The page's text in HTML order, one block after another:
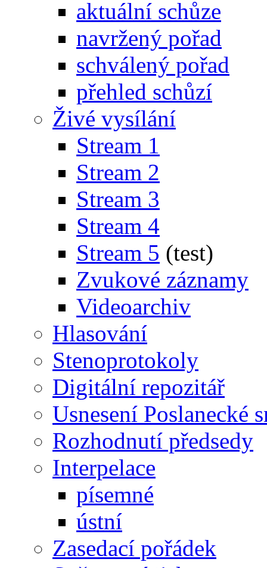
aktuální schůze
navržený pořad
schválený pořad
přehled schůzí
Živé vysílání
Stream 1
Stream 2
Stream 3
Stream 4
Stream 5 (test)
Zvukové záznamy
Videoarchiv
Hlasování
Stenoprotokoly
Digitální repozitář
Usnesení Poslanecké
Rozhodnutí předsedy
Interpelace
písemné
ústní
Zasedací pořádek